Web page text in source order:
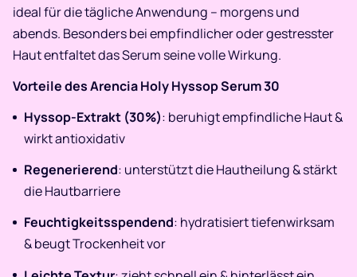
ideal für die tägliche Anwendung – morgens und
abends. Besonders bei empfindlicher oder gestresster
Haut entfaltet das Serum seine volle Wirkung.
Vorteile des Arencia Holy Hyssop Serum 30
Hyssop-Extrakt (30%): beruhigt empfindliche Haut &
wirkt antioxidativ
Regenerierend: unterstützt die Hautheilung & stärkt
die Hautbarriere
Feuchtigkeitsspendend: hydratisiert tiefenwirksam
& beugt Trockenheit vor